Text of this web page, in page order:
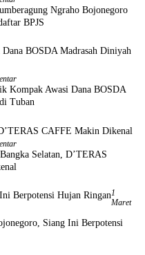
Ngraho Bojonegoro
BPJS
Kompak Awasi Dana BOSDA
Tuban
Selatan, D’TERAS
1
Maret
Siang Ini Berpotensi